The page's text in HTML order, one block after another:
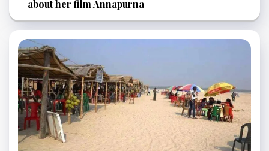
about her film Annapurna